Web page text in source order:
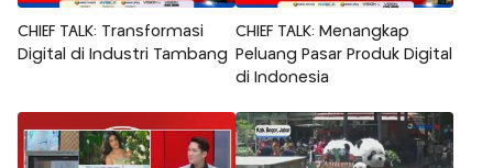
CHIEF TALK: Transformasi
Digital di Industri Tambang
CHIEF TALK: Menangkap
Peluang Pasar Produk Digital
di Indonesia